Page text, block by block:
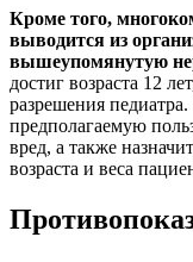
Кроме того,
выводится из
вышеупомянутую
достиг возраста 12
разрешения
предполагаемую
вред, а также
возраста и веса